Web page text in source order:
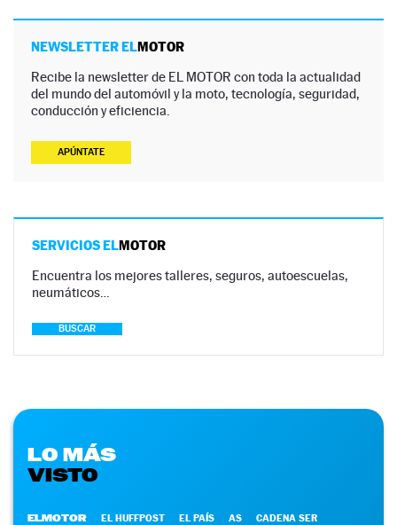
NEWSLETTER ELMOTOR
Recibe la newsletter de EL MOTOR con toda la actualidad
del mundo del automóvil y la moto, tecnología, seguridad,
conducción y eficiencia.
APÚNTATE
SERVICIOS ELMOTOR
Encuentra los mejores talleres, seguros, autoescuelas,
neumáticos…
BUSCAR
LO MÁS
VISTO
ELMOTOR EL HUFFPOST EL PAÍS AS CADENA SER